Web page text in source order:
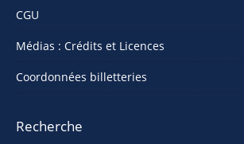
CGU
Médias : Crédits et Licences
Coordonnées billetteries
Recherche